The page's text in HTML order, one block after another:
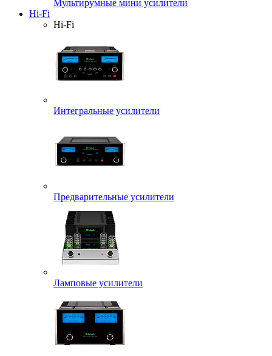
Мультирумные мини усилители
Hi-Fi
Hi-Fi
Интегральные усилители
Предварительные усилители
Ламповые усилители